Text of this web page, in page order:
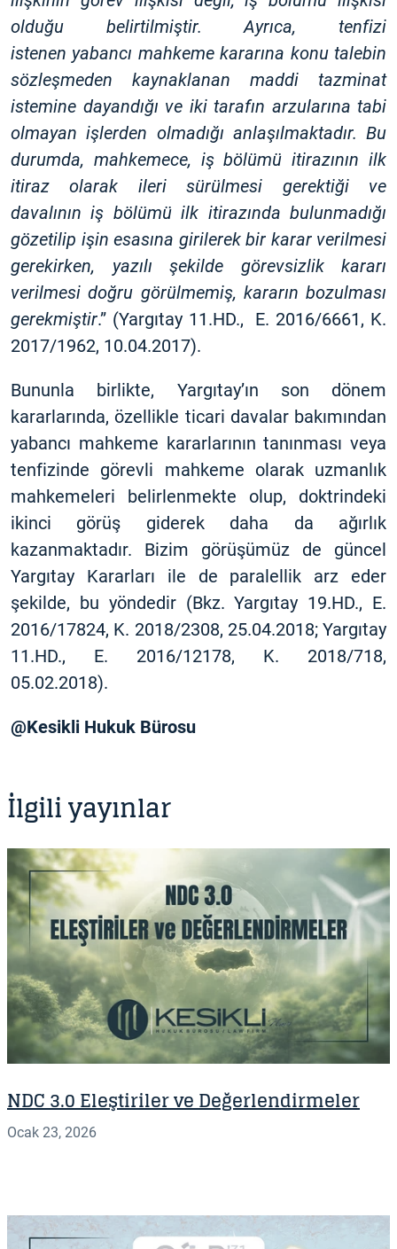
olduğu belirtilmiştir. Ayrıca, tenfizi
istenen yabancı mahkeme kararına konu talebin
sözleşmeden kaynaklanan maddi tazminat
istemine dayandığı ve iki tarafın arzularına tabi
olmayan işlerden olmadığı anlaşılmaktadır. Bu
durumda, mahkemece, iş bölümü itirazının ilk
itiraz olarak ileri sürülmesi gerektiği ve
davalının iş bölümü ilk itirazında bulunmadığı
gözetilip işin esasına girilerek bir karar verilmesi
gerekirken, yazılı şekilde görevsizlik kararı
verilmesi doğru görülmemiş, kararın bozulması
gerekmiştir.” (Yargıtay 11.HD., E. 2016/6661, K.
2017/1962, 10.04.2017).
Bununla birlikte, Yargıtay’ın son dönem
kararlarında, özellikle ticari davalar bakımından
yabancı mahkeme kararlarının tanınması veya
tenfizinde görevli mahkeme olarak uzmanlık
mahkemeleri belirlenmekte olup, doktrindeki
ikinci görüş giderek daha da ağırlık
kazanmaktadır. Bizim görüşümüz de güncel
Yargıtay Kararları ile de paralellik arz eder
şekilde, bu yöndedir (Bkz. Yargıtay 19.HD., E.
2016/17824, K. 2018/2308, 25.04.2018; Yargıtay
11.HD., E. 2016/12178, K. 2018/718,
05.02.2018).
@Kesikli Hukuk Bürosu
İlgili yayınlar
NDC 3.0 Eleştiriler ve Değerlendirmeler
Ocak 23, 2026